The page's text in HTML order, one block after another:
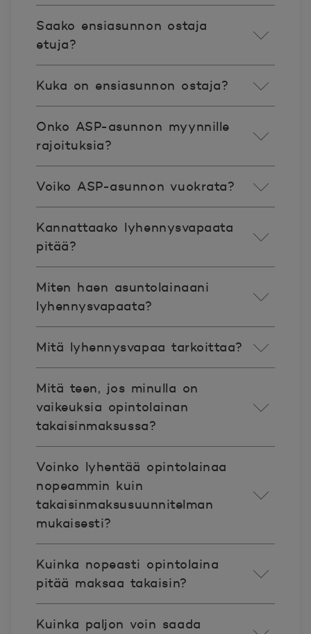
Saako ensiasunnon ostaja
etuja?
Kuka on ensiasunnon ostaja?
Onko ASP-asunnon myynnille
rajoituksia?
Voiko ASP-asunnon vuokrata?
Kannattaako lyhennysvapaata
pitää?
Miten haen asuntolainaani
lyhennysvapaata?
Mitä lyhennysvapaa tarkoittaa?
Mitä teen, jos minulla on
vaikeuksia opintolainan
takaisinmaksussa?
Voinko lyhentää opintolainaa
nopeammin kuin
takaisinmaksusuunnitelman
mukaisesti?
Kuinka nopeasti opintolaina
pitää maksaa takaisin?
Kuinka paljon voin saada